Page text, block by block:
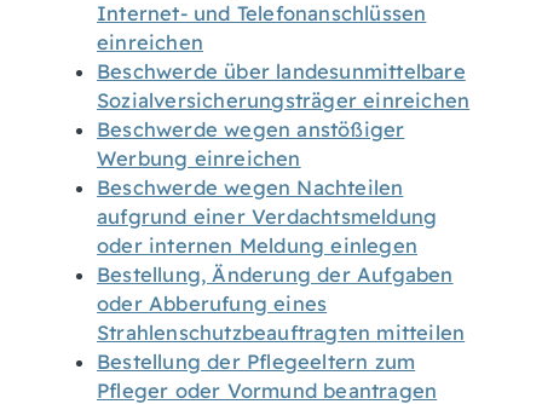
Internet- und Telefonanschlüssen
einreichen
Beschwerde über landesunmittelbare
Sozialversicherungsträger einreichen
Beschwerde wegen anstößiger
Werbung einreichen
Beschwerde wegen Nachteilen
aufgrund einer Verdachtsmeldung
oder internen Meldung einlegen
Bestellung, Änderung der Aufgaben
oder Abberufung eines
Strahlenschutzbeauftragten mitteilen
Bestellung der Pflegeeltern zum
Pfleger oder Vormund beantragen